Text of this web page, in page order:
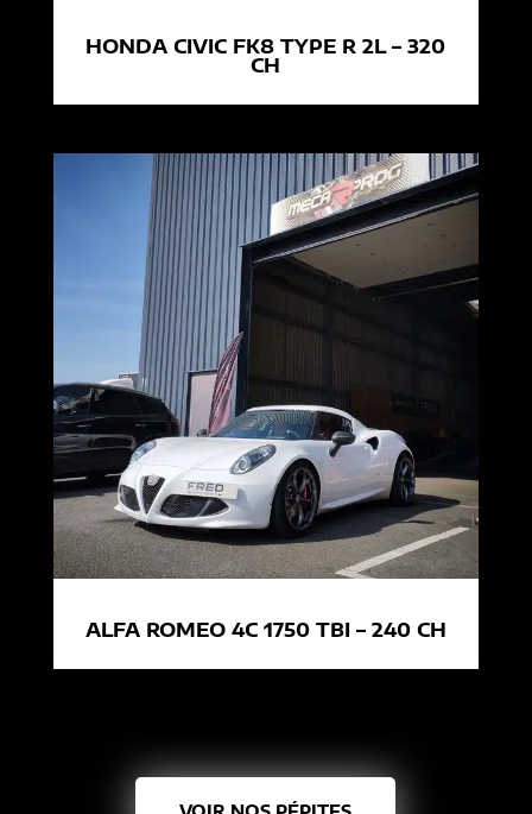
HONDA CIVIC FK8 TYPE R 2L – 320
CH
ALFA ROMEO 4C 1750 TBI – 240 CH